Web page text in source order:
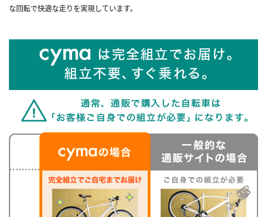
な回転で快適な走りを実現しています。